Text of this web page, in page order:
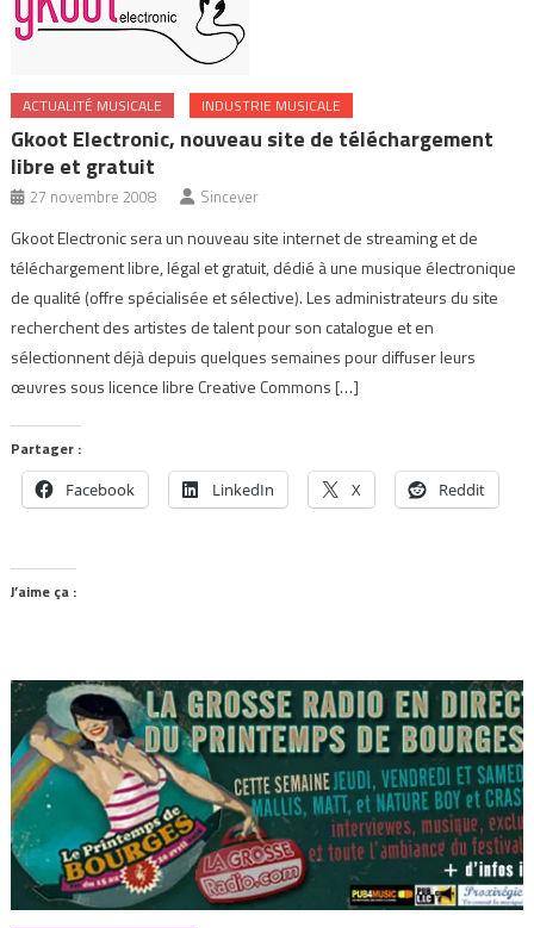
ACTUALITÉ MUSICALE INDUSTRIE MUSICALE
Gkoot Electronic, nouveau site de téléchargement
libre et gratuit
27 novembre 2008 Sincever
Gkoot Electronic sera un nouveau site internet de streaming et de
téléchargement libre, légal et gratuit, dédié à une musique électronique
de qualité (offre spécialisée et sélective). Les administrateurs du site
recherchent des artistes de talent pour son catalogue et en
sélectionnent déjà depuis quelques semaines pour diffuser leurs
œuvres sous licence libre Creative Commons […]
Partager :
Facebook LinkedIn X Reddit
J’aime ça :